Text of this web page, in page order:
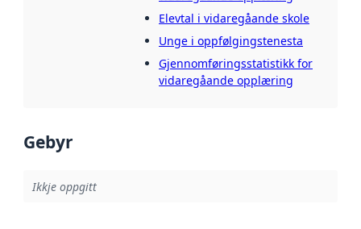
Elevtal i vidaregåande skole
Unge i oppfølgingstenesta
Gjennomføringsstatistikk for
vidaregåande opplæring
Gebyr
Ikkje oppgitt